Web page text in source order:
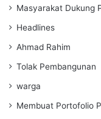
Masyarakat Dukung
Headlines
Ahmad Rahim
Tolak Pembangunan
warga
Membuat Portofolio